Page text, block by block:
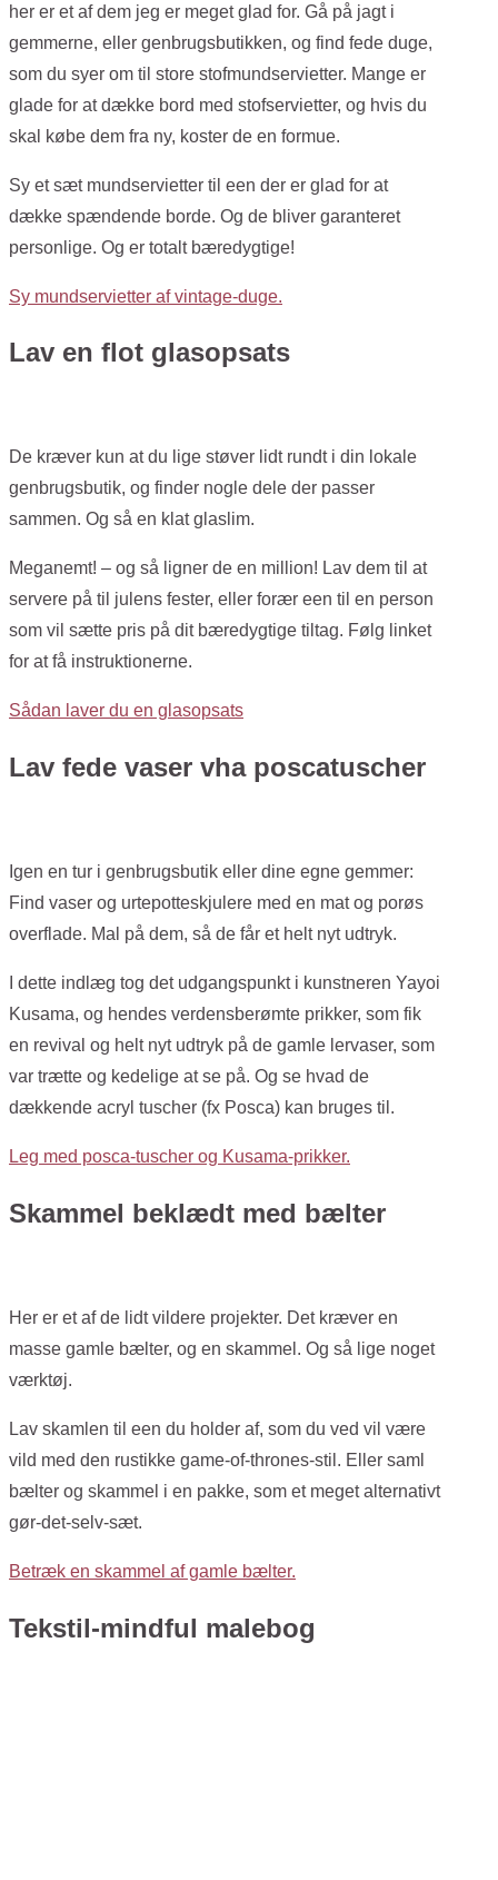
her er et af dem jeg er meget glad for. Gå på jagt i
gemmerne, eller genbrugsbutikken, og find fede duge,
som du syer om til store stofmundservietter. Mange er
glade for at dække bord med stofservietter, og hvis du
skal købe dem fra ny, koster de en formue.
Sy et sæt mundservietter til een der er glad for at
dække spændende borde. Og de bliver garanteret
personlige. Og er totalt bæredygtige!
Sy mundservietter af vintage-duge.
Lav en flot glasopsats
De kræver kun at du lige støver lidt rundt i din lokale
genbrugsbutik, og finder nogle dele der passer
sammen. Og så en klat glaslim.
Meganemt! – og så ligner de en million! Lav dem til at
servere på til julens fester, eller forær een til en person
som vil sætte pris på dit bæredygtige tiltag. Følg linket
for at få instruktionerne.
Sådan laver du en glasopsats
Lav fede vaser vha poscatuscher
Igen en tur i genbrugsbutik eller dine egne gemmer:
Find vaser og urtepotteskjulere med en mat og porøs
overflade. Mal på dem, så de får et helt nyt udtryk.
I dette indlæg tog det udgangspunkt i kunstneren Yayoi
Kusama, og hendes verdensberømte prikker, som fik
en revival og helt nyt udtryk på de gamle lervaser, som
var trætte og kedelige at se på. Og se hvad de
dækkende acryl tuscher (fx Posca) kan bruges til.
Leg med posca-tuscher og Kusama-prikker.
Skammel beklædt med bælter
Her er et af de lidt vildere projekter. Det kræver en
masse gamle bælter, og en skammel. Og så lige noget
værktøj.
Lav skamlen til een du holder af, som du ved vil være
vild med den rustikke game-of-thrones-stil. Eller saml
bælter og skammel i en pakke, som et meget alternativt
gør-det-selv-sæt.
Betræk en skammel af gamle bælter.
Tekstil-mindful malebog